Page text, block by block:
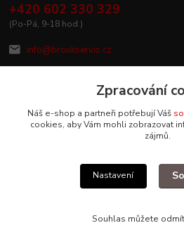
+420 602 330 329
(Po-Pá, 9-18 hod.)
info@broukservis.cz
Upravit sběr
Zpracování
Náš e-shop a partneři potřebují Váš
cookies, aby Vám mohli zobrazovat
zájmů.
Nastavení
Souhlas můžete